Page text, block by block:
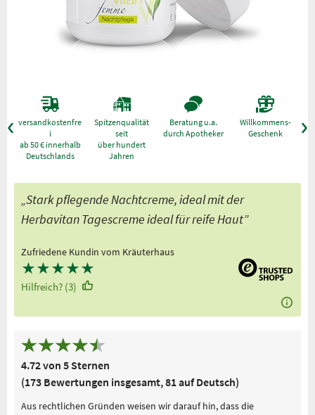
versandkostenfre
i
ab 50 € innerhalb
Deutschlands
Spitzenqualität
seit
über hundert
Jahren
Beratung u.a.
durch Apotheker
Willkommens-
Geschenk
„Stark pflegende Nachtcreme, ideal mit der
Herbavitan Tagescreme ideal für reife Haut”
Zufriedene Kundin vom Kräuterhaus
★★★★★
Hilfreich? (3)
4.72 von 5 Sternen
(173 Bewertungen insgesamt, 81 auf Deutsch)
Aus rechtlichen Gründen weisen wir darauf hin, dass die